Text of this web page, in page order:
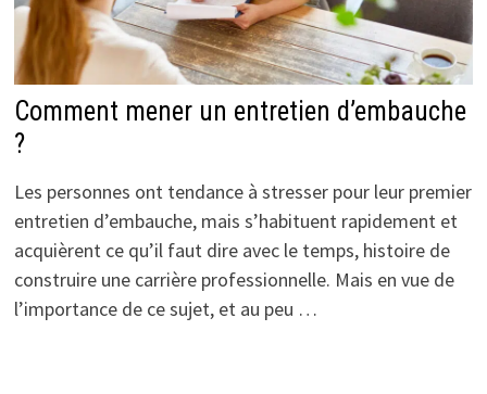
Comment mener un entretien d’embauche
?
Les personnes ont tendance à stresser pour leur premier
entretien d’embauche, mais s’habituent rapidement et
acquièrent ce qu’il faut dire avec le temps, histoire de
construire une carrière professionnelle. Mais en vue de
l’importance de ce sujet, et au peu …